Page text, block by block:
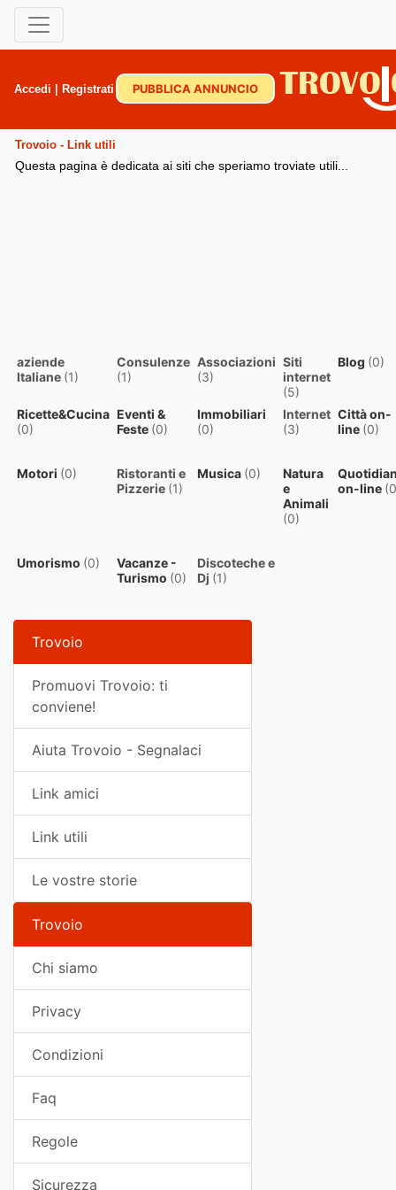
Accedi Registrati PUBBLICA ANNUNCIO
Trovoio - Link utili
Questa pagina è dedicata ai siti che speriamo troviate utili...
aziende
Italiane (1)
Consulenze
(1)
Associazioni
(3)
Siti
internet
(5)
Blog (0)
Ricette&Cucina
(0)
Eventi &
Feste (0)
Immobiliari
(0)
Internet
(3)
Città on-
line (0)
Motori (0)
Ristoranti e
Pizzerie (1)
Musica (0)
Natura
e
Animali
(0)
on-line
Umorismo (0)
Vacanze -
Turismo (0)
Discoteche e
Dj (1)
Trovoio
Promuovi Trovoio: ti
conviene!
Aiuta Trovoio - Segnalaci
Link amici
Link utili
Le vostre storie
Trovoio
Chi siamo
Privacy
Condizioni
Faq
Regole
Sicurezza